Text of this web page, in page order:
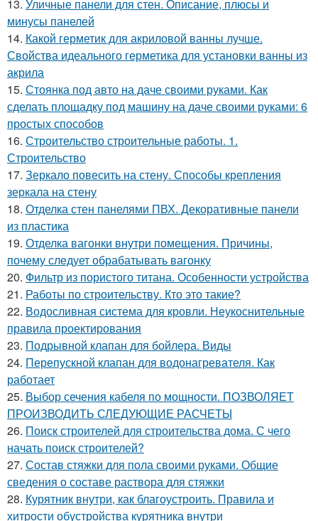
13. Уличные панели для стен. Описание, плюсы и
минусы панелей
14. Какой герметик для акриловой ванны лучше.
Свойства идеального герметика для установки ванны из
акрила
15. Стоянка под авто на даче своими руками. Как
сделать площадку под машину на даче своими руками: 6
простых способов
16. Строительство строительные работы. 1.
Строительство
17. Зеркало повесить на стену. Способы крепления
зеркала на стену
18. Отделка стен панелями ПВХ. Декоративные панели
из пластика
19. Отделка вагонки внутри помещения. Причины,
почему следует обрабатывать вагонку
20. Фильтр из пористого титана. Особенности устройства
21. Работы по строительству. Кто это такие?
22. Водосливная система для кровли. Неукоснительные
правила проектирования
23. Подрывной клапан для бойлера. Виды
24. Перепускной клапан для водонагревателя. Как
работает
25. Выбор сечения кабеля по мощности. ПОЗВОЛЯЕТ
ПРОИЗВОДИТЬ СЛЕДУЮЩИЕ РАСЧЕТЫ
26. Поиск строителей для строительства дома. С чего
начать поиск строителей?
27. Состав стяжки для пола своими руками. Общие
сведения о составе раствора для стяжки
28. Курятник внутри, как благоустроить. Правила и
хитрости обустройства курятника внутри